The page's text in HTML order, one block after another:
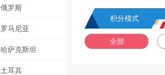
俄罗斯
罗马尼亚
哈萨克斯坦
土耳其
积分模式
全部